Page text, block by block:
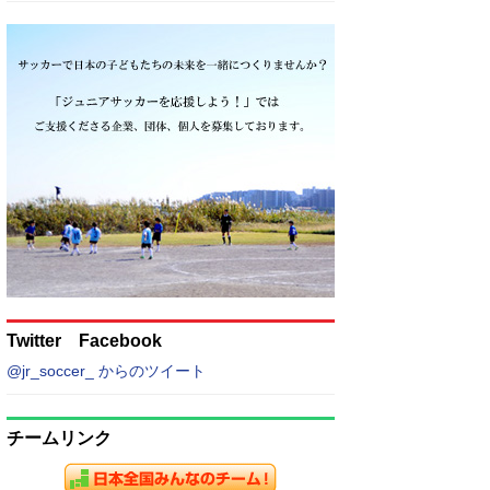
Twitter Facebook
@jr_soccer_ からのツイート
チームリンク